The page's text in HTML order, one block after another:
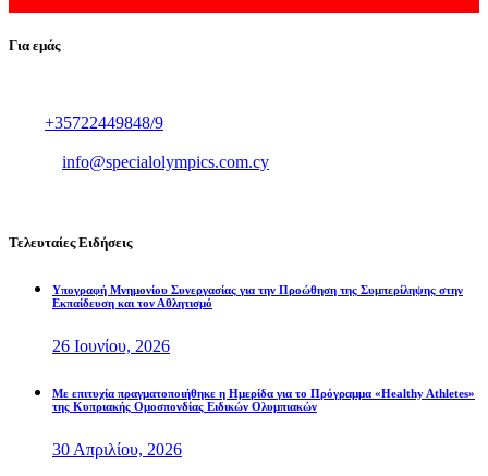
Για εμάς
+35722449848/9
info@specialolympics.com.cy
Τελευταίες Ειδήσεις
Υπογραφή Μνημονίου Συνεργασίας για την Προώθηση της Συμπερίληψης στην
Εκπαίδευση και τον Αθλητισμό
26 Ιουνίου, 2026
Με επιτυχία πραγματοποιήθηκε η Ημερίδα για το Πρόγραμμα «Healthy Athletes»
της Κυπριακής Ομοσπονδίας Ειδικών Ολυμπιακών
30 Απριλίου, 2026